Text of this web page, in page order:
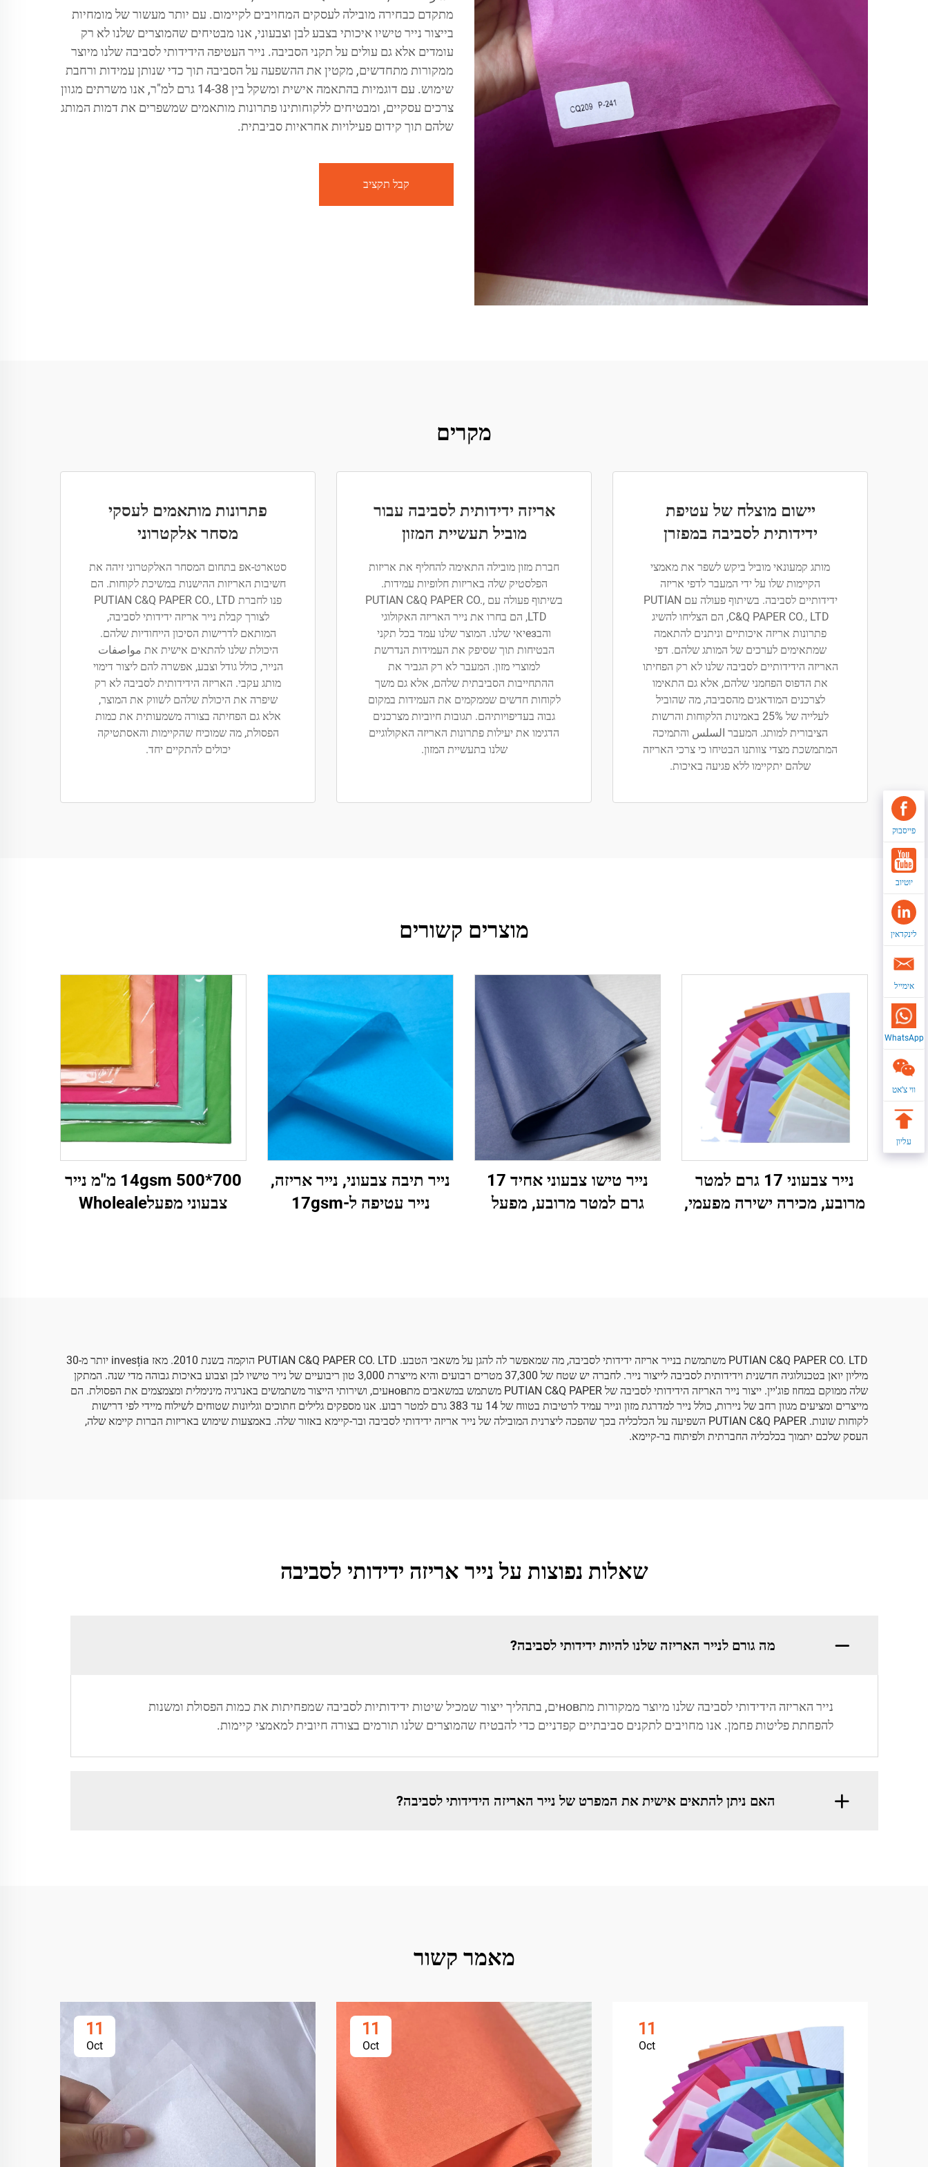
מתקדם כבחירה מובילה לעסקים המחויבים לקיימום. עם יותר מעשור של מומחיות
בייצור נייר טישיו איכותי בצבע לבן וצבעוני, אנו מבטיחים שהמוצרים שלנו לא רק
עומדים אלא גם עולים על תקני הסביבה. נייר העטיפה הידידותי לסביבה שלנו מיוצר
ממקורות מתחדשים, מקטין את ההשפעה על הסביבה תוך כדי שנותן עמידות ורחבת
שימוש. עם דוגמיות בהתאמה אישית ומשקל בין 14-38 גרם למ"ר, אנו משרתים מגוון
צרכים עסקיים, ומבטיחים ללקוחותינו פתרונות מותאמים שמשפרים את דמות המותג
שלהם תוך קידום פעילויות אחראיות סביבתית.
קבל תקציב
מקרים
יישום מוצלח של עטיפת
ידידותית לסביבה במפזרן
מותג קמעונאי מוביל ביקש לשפר את מאמצי
הקיימות שלו על ידי המעבר לדפי אריזה
ידידותיים לסביבה. בשיתוף פעולה עם PUTIAN
C&Q PAPER CO., LTD, הם הצליחו להשיג
פתרונות אריזה איכותיים וניתנים להתאמה
שמתאימים לערכים של המותג שלהם. דפי
האריזה הידידותיים לסביבה שלנו לא רק הפחיתו
את הדפוס הפחמני שלהם, אלא גם התאימו
לצרכנים המודאגים מהסביבה, מה שהוביל
לעלייה של 25% באמינות הלקוחות והרשות
הציבורית למותג. המעבר السلس והתמיכה
המתמשכת מצדי צוותנו הבטיחו כי צרכי האריזה
שלהם יתקיימו ללא פגיעה באיכות.
אריזה ידידותית לסביבה עבור
מוביל תעשיית המזון
חברת מזון מובילה התאימה להחליף את אריזות
הפלסטיק שלה באריזות חלופיות עמידות.
בשיתוף פעולה עם PUTIAN C&Q PAPER CO.,
LTD, הם בחרו את נייר האריזה האקולוגי
והבезיאי שלנו. המוצר שלנו עמד בכל תקני
הבטיחות תוך שסיפק את העמידות הנדרשת
למוצרי מזון. המעבר לא רק הגביר את
ההתחייבות הסביבתית שלהם, אלא גם משך
לקוחות חדשים שממקמים את העמידות במקום
גבוה בעדיפויותיהם. תגובות חיוביות מצרכנים
הדגימו את יעילות פתרונות האריזה האקולוגיים
שלנו בתעשיית המזון.
פתרונות מותאמים לעסקי
מסחר אלקטרוני
סטארט-אפ בתחום המסחר האלקטרוני זיהה את
חשיבות האריזות ההישנות במשיכת לקוחות. הם
פנו לחברת PUTIAN C&Q PAPER CO., LTD
לצורך קבלת נייר אריזה ידידותי לסביבה,
המותאם לדרישות הסיכון הייחודיות שלהם.
היכולת שלנו להתאים אישית את مواصفات
הנייר, כולל גודל וצבע, אפשרה להם ליצור דימוי
מותג עקבי. האריזה הידידותית לסביבה לא רק
שיפרה את היכולת שלהם לשווק את המוצר,
אלא גם הפחיתה בצורה משמעותית את כמות
הפסולת, מה שמוכיח שהקיימות והאסתטיקה
יכולים להתקיים יחד.
מוצרים קשורים
נייר צבעוני 17 גרם למטר
מרובע, מכירה ישירה מפעמי,
נייר טישו צבעוני אחיד 17
גרם למטר מרובע, מפעל
נייר תיבה צבעוני, נייר אריזה,
נייר עטיפה ל-17gsm
14gsm 500*700 מ"מ נייר
צבעוני מפעלWholeale
PUTIAN C&Q PAPER CO. LTD משתמשת בנייר אריזה ידידותי לסביבה, מה שמאפשר לה להגן על משאבי הטבע. PUTIAN C&Q PAPER CO. LTD הוקמה בשנת 2010. מאז invesția יותר מ-30
מיליון יואן בטכנולוגיה חדשנית וידידותית לסביבה לייצור נייר. לחברה יש שטח של 37,300 מטרים רבועים והיא מייצרת 3,000 טון ריבועיים של נייר טישיו לבן וצבוע באיכות גבוהה מדי שנה. המתקן
שלה ממוקם במחוז פוג'יין. ייצור נייר האריזה הידידותי לסביבה של PUTIAN C&Q PAPER משתמש במשאבים מתновעים, ושירותי הייצור משתמשים באנרגיה מינימלית ומצמצמים את הפסולת. הם
מייצרים ומציעים מגוון רחב של ניירות, כולל נייר למדרגת מזון ונייר עמיד לרטיבות בטווח של 14 עד 383 גרם למטר רבוע. אנו מספקים גלילים חתוכים וגליונות שטוחים לשילוח מיידי לפי דרישות
לקוחות שונות. PUTIAN C&Q PAPER השפיעה על הכלכליה בכך שהפכה ליצרנית המובילה של נייר אריזה ידידותי לסביבה ובר-קיימא באזור שלה. באמצעות שימוש באריזות הברות קיימא שלה,
העסק שלכם יתמוך בכלכליה החברתית ולפיתוח בר-קיימא.
שאלות נפוצות על נייר אריזה ידידותי לסביבה
מה גורם לנייר האריזה שלנו להיות ידידותי לסביבה?
נייר האריזה הידידותי לסביבה שלנו מיוצר ממקורות מתновים, בתהליך ייצור שמכיל שיטות ידידותיות לסביבה שמפחיתות את כמות הפסולת ומשנות
להפחתת פליטות פחמן. אנו מחויבים לתקנים סביבתיים קפדניים כדי להבטיח שהמוצרים שלנו תורמים בצורה חיובית למאמצי קיימות.
האם ניתן להתאים אישית את המפרט של נייר האריזה הידידותי לסביבה?
מאמר קשור
11
Oct
11
Oct
11
Oct
פייסבוק
יוטיוב
לינקדאין
אימייל
WhatsApp
ווי צ'אט
עליון